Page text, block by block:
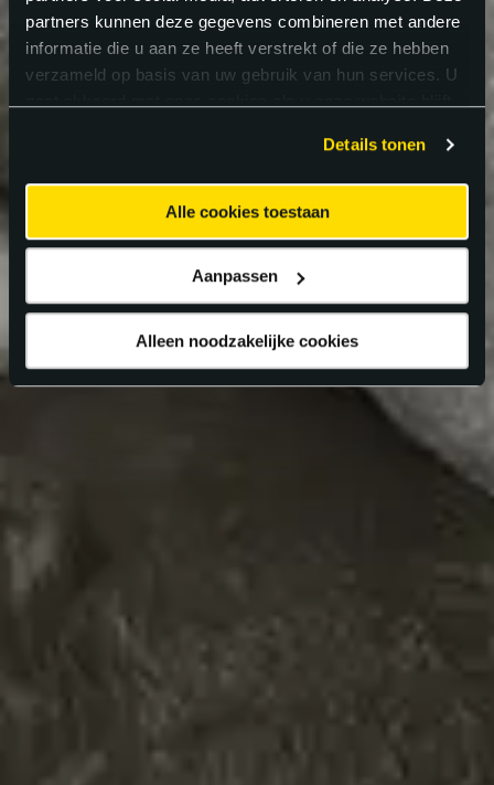
partners kunnen deze gegevens combineren met andere
informatie die u aan ze heeft verstrekt of die ze hebben
verzameld op basis van uw gebruik van hun services. U
Details tonen
Alle cookies toestaan
Aanpassen
Alleen noodzakelijke cookies